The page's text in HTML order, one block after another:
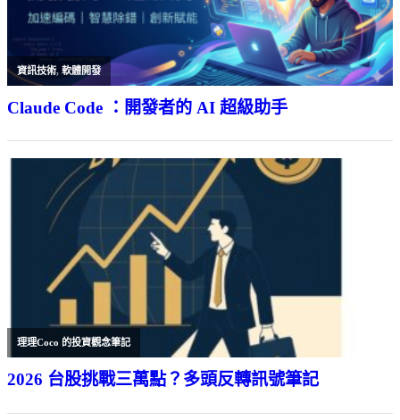
資訊技術,軟體開發
Claude Code ：開發者的 AI 超級助手
理理Coco 的投資觀念筆記
2026 台股挑戰三萬點？多頭反轉訊號筆記